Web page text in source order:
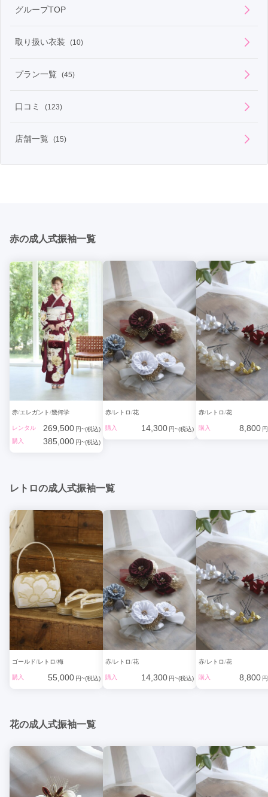
グループTOP
取り扱い衣装 (10)
プラン一覧 (45)
口コミ (123)
店舗一覧 (15)
赤の成人式振袖一覧
赤 エレガント 幾何学
レンタル 269,500 円~(税込)
購入
385,000 円~(税込)
赤 レトロ 花
購入 14,300 円~(税込)
赤 レトロ 花
購入 8,800
レトロの成人式振袖一覧
ゴールド レトロ 梅
購入 55,000 円~(税込)
赤 レトロ 花
購入 14,300 円~(税込)
赤 レトロ 花
購入 8,800
花の成人式振袖一覧